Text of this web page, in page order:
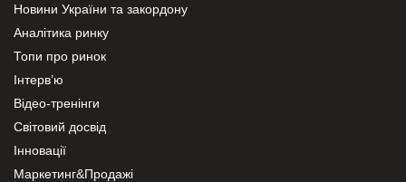
Новини України та закордону
Аналітика ринку
Топи про ринок
Інтерв’ю
Відео-тренінги
Світовий досвід
Інновації
Маркетинг&Продажі